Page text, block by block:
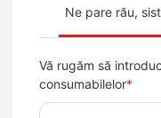
Ne pare rău,
Vă rugăm să
consumabilelor*